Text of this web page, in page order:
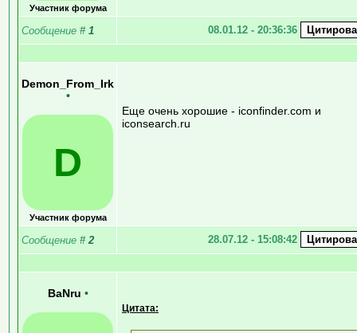
Участник форума
Сообщение # 1 08.01.12 - 20:36:36
Demon_From_Irk
•
D
Участник форума
Еще очень хорошие - iconfinder.com и
iconsearch.ru
Сообщение # 2 28.07.12 - 15:08:42
BaNru •
Цитата: